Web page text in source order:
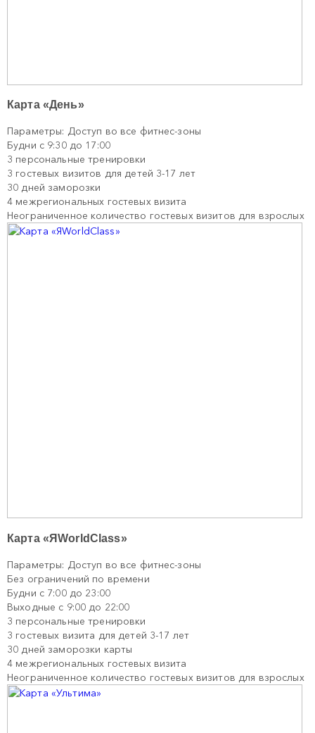
Карта «День»
Параметры: Доступ во все фитнес-зоны
Будни с 9:30 до 17:00
3 персональные тренировки
3 гостевых визитов для детей 3-17 лет
30 дней заморозки
4 межрегиональных гостевых визита
Неограниченное количество гостевых визитов для взрослых
Карта «ЯWorldClass»
Параметры: Доступ во все фитнес-зоны
Без ограничений по времени
Будни с 7:00 до 23:00
Выходные с 9:00 до 22:00
3 персональные тренировки
3 гостевых визита для детей 3-17 лет
30 дней заморозки карты
4 межрегиональных гостевых визита
Неограниченное количество гостевых визитов для взрослых